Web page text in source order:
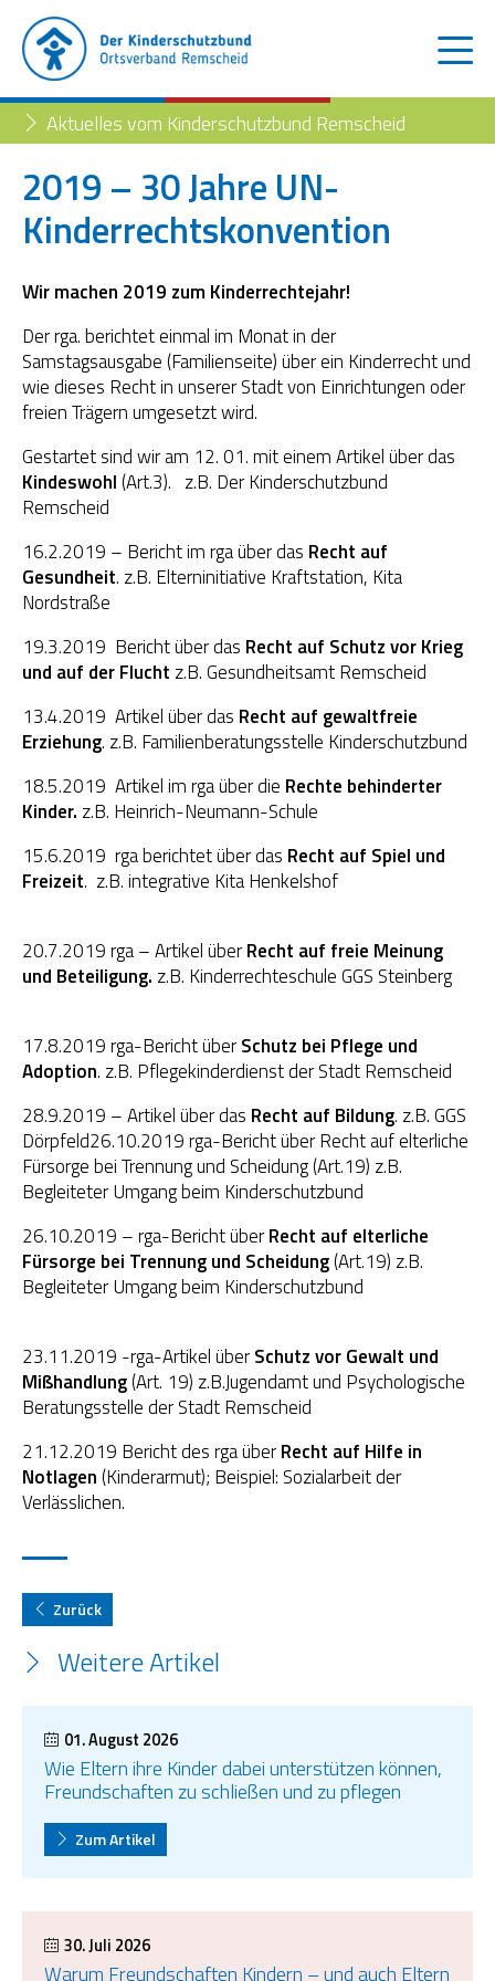
Der Kinderschutzbund
Aktuelles
Blog
Kinder- und Jugendtelefon
Trennung der Eltern
Familienberatungsstelle
Familienberatungsstelle
Begleiteter Umgang
Müttertreff „Mama mia“
OGS Heinrich-Neumann-Schule
Fit für Kids – Elternkurse
Kinder im Blick – Elternkurse
Kleiderläden
Aktuelles vom Kinderschutzbund Remscheid
2019 – 30 Jahre UN-
Kinderrechtskonvention
Wir machen 2019 zum Kinderrechtejahr!
Der rga. berichtet einmal im Monat in der
Samstagsausgabe (Familienseite) über ein Kinderrecht und
wie dieses Recht in unserer Stadt von Einrichtungen oder
freien Trägern umgesetzt wird.
Gestartet sind wir am 12. 01. mit einem Artikel über das
Kindeswohl (Art.3). z.B. Der Kinderschutzbund
Remscheid
16.2.2019 – Bericht im rga über das Recht auf
Gesundheit. z.B. Elterninitiative Kraftstation, Kita
Nordstraße
19.3.2019 Bericht über das Recht auf Schutz vor Krieg
und auf der Flucht z.B. Gesundheitsamt Remscheid
13.4.2019 Artikel über das Recht auf gewaltfreie
Erziehung. z.B. Familienberatungsstelle Kinderschutzbund
18.5.2019 Artikel im rga über die Rechte behinderter
Kinder. z.B. Heinrich-Neumann-Schule
15.6.2019 rga berichtet über das Recht auf Spiel und
Freizeit. z.B. integrative Kita Henkelshof
20.7.2019 rga – Artikel überRecht auf freie Meinung
und Beteiligung. z.B. Kinderrechteschule GGS Steinberg
17.8.2019 rga-Bericht überSchutz bei Pflege und
Adoption. z.B. Pflegekinderdienst der Stadt Remscheid
28.9.2019 – Artikel über das Recht auf Bildung. z.B. GGS
Dörpfeld26.10.2019 rga-Bericht über Recht auf elterliche
Fürsorge bei Trennung und Scheidung (Art.19) z.B.
Begleiteter Umgang beim Kinderschutzbund
26.10.2019 – rga-Bericht überRecht auf elterliche
Fürsorge bei Trennung und Scheidung(Art.19) z.B.
Begleiteter Umgang beim Kinderschutzbund
23.11.2019 -rga-Artikel überSchutz vor Gewalt und
Mißhandlung(Art. 19) z.B.Jugendamt und Psychologische
Beratungsstelle der Stadt Remscheid
21.12.2019 Bericht des rga überRecht auf Hilfe in
Notlagen (Kinderarmut); Beispiel: Sozialarbeit der
Verlässlichen.
Zurück
Weitere Artikel
01. August 2026
Wie Eltern ihre Kinder dabei unterstützen können,
Freundschaften zu schließen und zu pflegen
Zum Artikel
30. Juli 2026
Warum Freundschaften Kindern – und auch Eltern